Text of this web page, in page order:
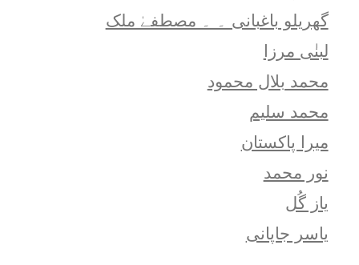
گھریلو باغبانی ۔ ۔ مصطفےٰ ملک
لبنٰی مرزا
محمد بلال محمود
محمد سلیم
میرا پاکستان
نور محمد
یاز گُل
یاسر جاپانی